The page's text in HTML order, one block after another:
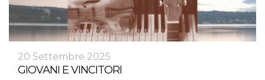
20 Settembre 2025
GIOVANI E VINCITORI